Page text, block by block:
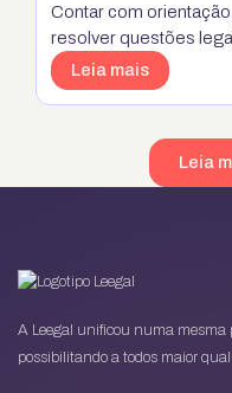
Contar com
resolver questões
benefícios são
advogado
garantindo que seus
melhor maneira
jurídica pode ajudar a
Leia mais
Leia
A Leegal unificou numa mesma
possibilitando a todos maior